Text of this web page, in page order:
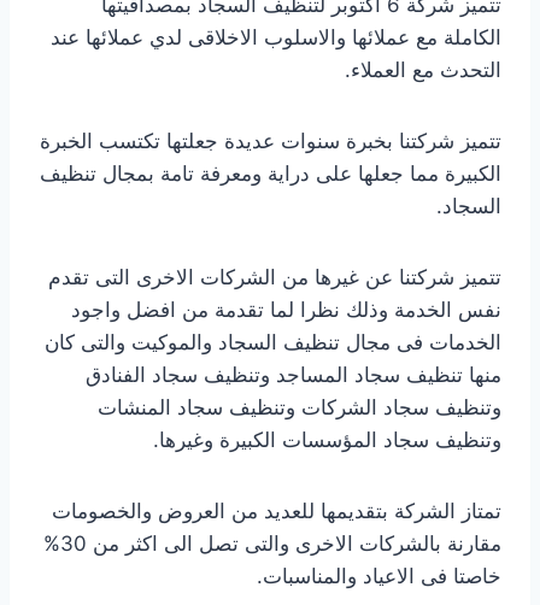
الكاملة مع عملائها والاسلوب الاخلاقى لدي عملائها عند
التحدث مع العملاء.
تتميز شركتنا بخبرة سنوات عديدة جعلتها تكتسب الخبرة
الكبيرة مما جعلها على دراية ومعرفة تامة بمجال تنظيف
السجاد.
تتميز شركتنا عن غيرها من الشركات الاخرى التى تقدم
نفس الخدمة وذلك نظرا لما تقدمة من افضل واجود
الخدمات فى مجال تنظيف السجاد والموكيت والتى كان
منها تنظيف سجاد المساجد وتنظيف سجاد الفنادق
وتنظيف سجاد الشركات وتنظيف سجاد المنشات
وتنظيف سجاد المؤسسات الكبيرة وغيرها.
تمتاز الشركة بتقديمها للعديد من العروض والخصومات
مقارنة بالشركات الاخرى والتى تصل الى اكثر من 30%
خاصتا فى الاعياد والمناسبات.